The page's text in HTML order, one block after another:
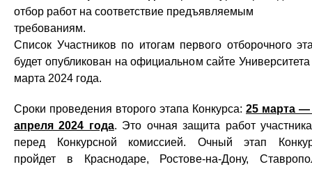
отбор работ на соответствие предъявляемым
требованиям.
Список Участников по итогам первого отборочного
будет опубликован на официальном сайте
марта 2024 года.
Сроки проведения второго этапа Конкурса: 25 марта —
апреля 2024 года. Это очная защита работ
перед Конкурсной комиссией. Очный этап
пройдет в Краснодаре, Ростове-на-Дону,